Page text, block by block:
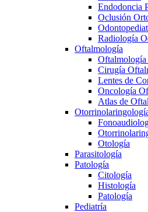
Endodoncia
Oclusión
Radiología
Oftalmología
Oftalmología
Cirugía
Lentes de
Oncología
Atlas de
Otología
Parasitología
Patología
Citología
Histología
Patología
Pediatría